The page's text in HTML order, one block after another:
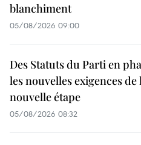
blanchiment
05/08/2026 09:00
Des Statuts du Parti en
les nouvelles exigences de
nouvelle étape
05/08/2026 08:32